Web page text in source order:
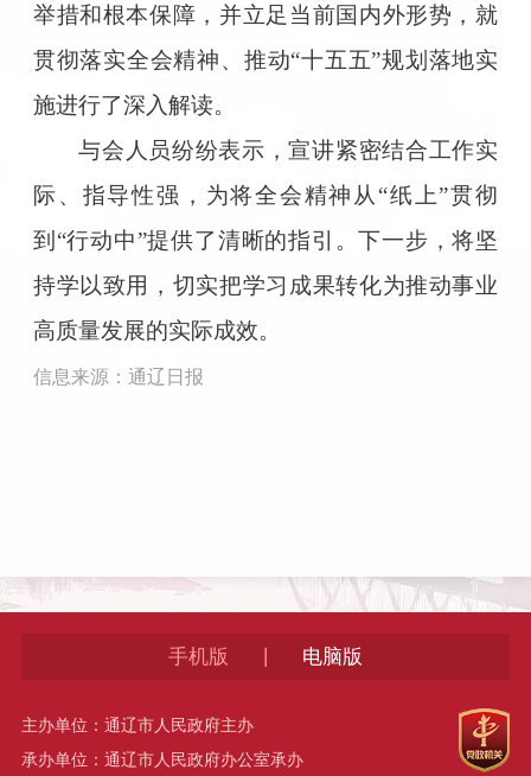
举措和根本保障，并立足当前国内外形势，就
贯彻落实全会精神、推动“十五五”规划落地实
施进行了深入解读。
与会人员纷纷表示，宣讲紧密结合工作实
际、指导性强，为将全会精神从“纸上”贯彻
到“行动中”提供了清晰的指引。下一步，将坚
持学以致用，切实把学习成果转化为推动事业
高质量发展的实际成效。
信息来源：通辽日报
手机版 电脑版
主办单位：通辽市人民政府主办
承办单位：通辽市人民政府办公室承办